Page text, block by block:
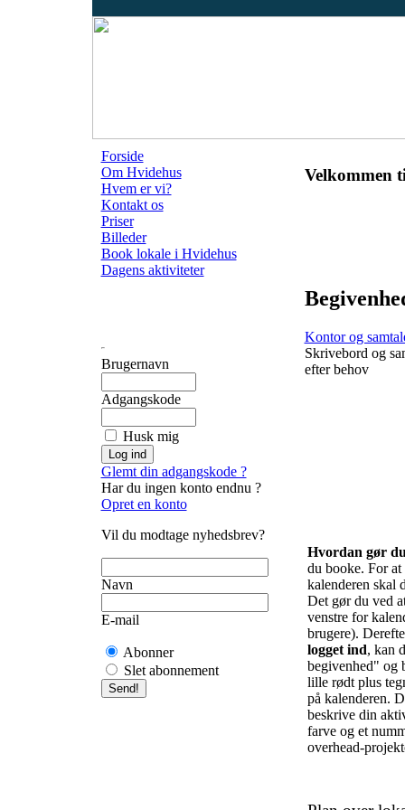
Forside
Om Hvidehus
Hvem er vi?
Kontakt os
Priser
Billeder
Book lokale i Hvidehus
Dagens aktiviteter
Brugernavn
Adgangskode
Husk mig
Glemt din adgangskode ?
Har du ingen konto endnu ?
Opret en konto
Vil du modtage nyhedsbrev?
Navn
E-mail
Abonner
Slet abonnement
Velkommen
Kontor og
Skrivebord og
efter behov
Hvordan gør
du booke. For
kalenderen skal
Det gør du ved
venstre for
brugere).
logget ind, kan
begivenhed" og
lille rødt plus
på kalenderen.
beskrive din
farve og et
overhead-